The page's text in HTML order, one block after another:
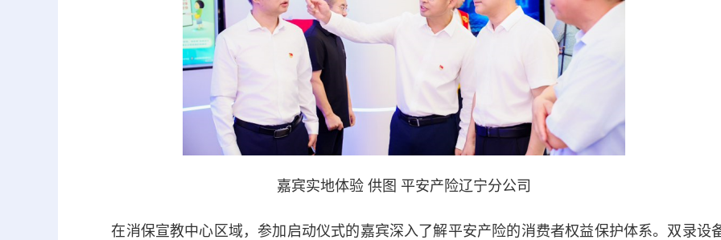
嘉宾实地体验 供图 平安产险辽宁分公司
在消保宣教中心区域，参加启动仪式的嘉宾深入了解平安产险的消费者权益保护体系。双录设